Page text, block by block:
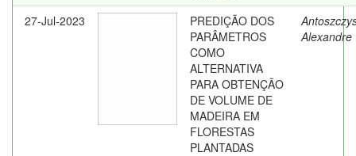
27-Jul-2023
PREDIÇÃO DOS
PARÂMETROS
COMO
ALTERNATIVA
PARA OBTENÇÃO
DE VOLUME DE
MADEIRA EM
FLORESTAS
PLANTADAS
Alexandre